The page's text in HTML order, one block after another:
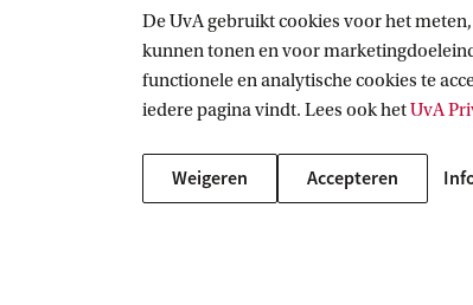
Schooldecanen en vakdocenten
De UvA gebruikt cookies voor het
kunnen tonen en voor
functionele en analytische cookies te
iedere pagina vindt. Lees ook hetUvA
Weigeren Accepteren